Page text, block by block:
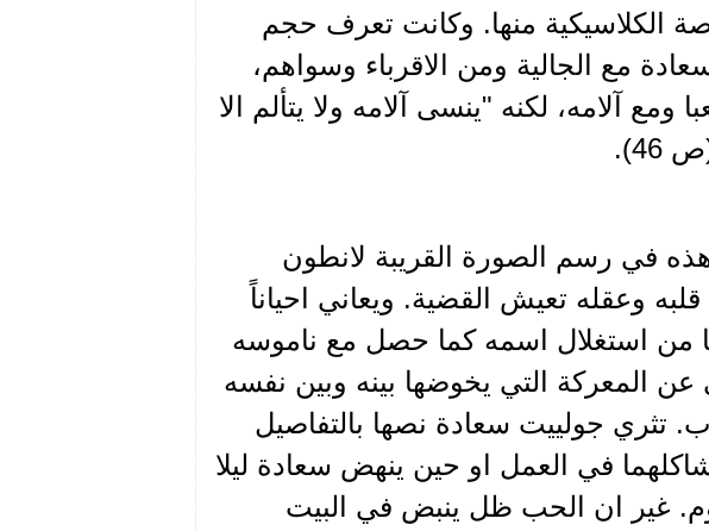
الكلاسيكية منها. وكانت تعرف حجم
مع الجالية ومن الاقرباء وسواهم،
ومع آلامه، لكنه "ينسى آلامه ولا يتألم الا
في رسم الصورة القريبة لانطون
وعقله تعيش القضية. ويعاني احياناً
من استغلال اسمه كما حصل مع ناموسه
المعركة التي يخوضها بينه وبين نفسه
جولييت سعادة نصها بالتفاصيل
في العمل او حين ينهض سعادة ليلا
غير ان الحب ظل ينبض في البيت